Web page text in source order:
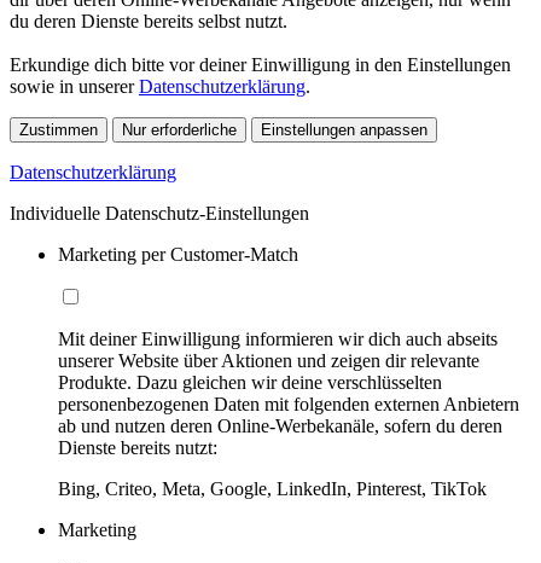
du deren Dienste bereits selbst nutzt.
Erkundige dich bitte vor deiner Einwilligung in den Einstellungen
sowie in unsererDatenschutzerklärung.
Zustimmen Nur erforderliche Einstellungen anpassen
Datenschutzerklärung
Individuelle Datenschutz-Einstellungen
Marketing per Customer-Match
Mit deiner Einwilligung informieren wir dich auch abseits
unserer Website über Aktionen und zeigen dir relevante
Produkte. Dazu gleichen wir deine verschlüsselten
personenbezogenen Daten mit folgenden externen Anbietern
ab und nutzen deren Online-Werbekanäle, sofern du deren
Dienste bereits nutzt:
Bing, Criteo, Meta, Google, LinkedIn, Pinterest, TikTok
Marketing